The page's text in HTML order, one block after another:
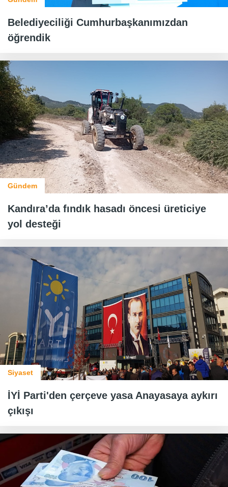
Belediyeciliği Cumhurbaşkanımızdan
öğrendik
Gündem
Kandıra’da fındık hasadı öncesi üreticiye
yol desteği
Siyaset
İYİ Parti'den çerçeve yasa Anayasaya aykırı
çıkışı